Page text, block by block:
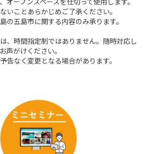
いことあらかじめご了承ください。
の五島市に関する内容のみ承ります。
、時間指定制ではありません。随時対応し
声がけください。
告なく変更となる場合があります。